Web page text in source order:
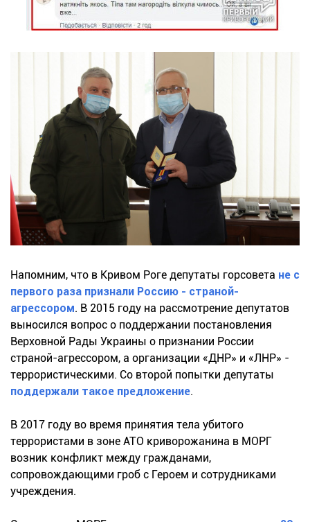
Напомним, что в Кривом Роге депутаты горсовета не с
первого раза признали Россию - страной-
агрессором. В 2015 году на рассмотрение депутатов
выносился вопрос о поддержании постановления
Верховной Рады Украины о признании России
страной-агрессором, а организации «ДНР» и «ЛНР» -
террористическими. Со второй попытки депутаты
поддержали такое предложение.
В 2017 году во время принятия тела убитого
террористами в зоне АТО криворожанина в МОРГ
возник конфликт между гражданами,
сопровождающими гроб с Героем и сотрудниками
учреждения.